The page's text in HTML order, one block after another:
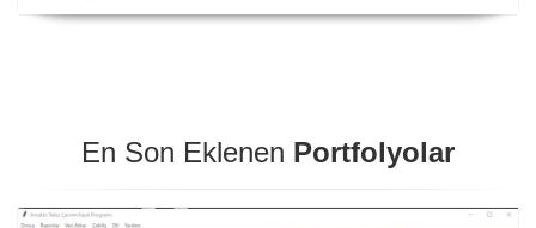
RAMAD Darıca Temsilciliği YM2KR
En Son Eklenen Portfolyolar